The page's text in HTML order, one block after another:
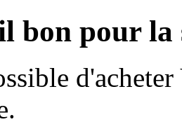
bon pour la